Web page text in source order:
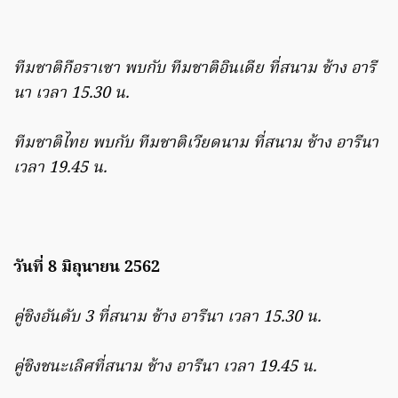
ทีมชาติกือราเซา พบกับ ทีมชาติอินเดีย ที่สนาม ช้าง อารี
นา เวลา 15.30 น.
ทีมชาติไทย พบกับ ทีมชาติเวียดนาม ที่สนาม ช้าง อารีนา
เวลา 19.45 น.
วันที่ 8 มิถุนายน 2562
คู่ชิงอันดับ 3 ที่สนาม ช้าง อารีนา เวลา 15.30 น.
คู่ชิงชนะเลิศที่สนาม ช้าง อารีนา เวลา 19.45 น.